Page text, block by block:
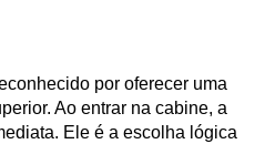
por oferecer uma
Ao entrar na cabine, a
Ele é a escolha lógica